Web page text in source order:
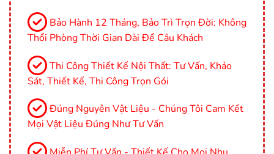
Bảo Hành 12 Tháng, Bảo Trì Trọn Đời: Không
Thổi Phòng Thời Gian Dài Để Câu Khách
Thi Công Thiết Kế Nội Thất: Tư Vấn, Khảo
Sát, Thiết Kế, Thi Công Trọn Gói
Đúng Nguyên Vật Liệu - Chúng Tôi Cam Kết
Mọi Vật Liệu Đúng Như Tư Vấn